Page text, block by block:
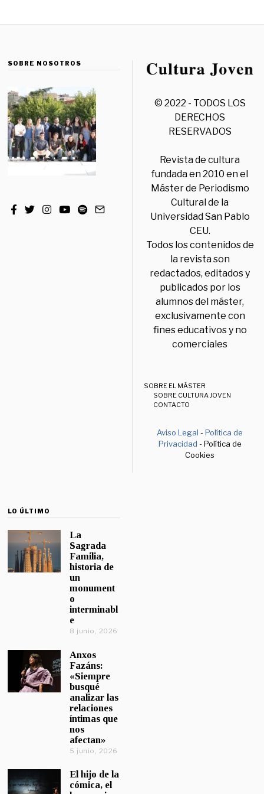
SOBRE NOSOTROS
© 2022 - TODOS LOS
DERECHOS
RESERVADOS
Revista de cultura
fundada en 2010 en el
Máster de Periodismo
Cultural de la
Universidad San Pablo
CEU.
Todos los contenidos de
la revista son
redactados, editados y
publicados por los
alumnos del máster,
exclusivamente con
fines educativos y no
comerciales
SOBRE EL MÁSTER
SOBRE CULTURA JOVEN
CONTACTO
Aviso Legal -Política de
Privacidad - Política de
Cookies
LO ÚLTIMO
La
Sagrada
Familia,
historia de
un
monument
o
interminabl
e
8 junio, 2026
Anxos
Fazáns:
«Siempre
busqué
analizar las
relaciones
íntimas que
nos
afectan»
5 junio, 2026
El hijo de la
cómica, el